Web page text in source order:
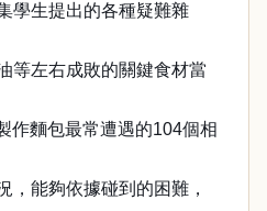
學生提出的各種疑難雜
等左右成敗的關鍵食材當
作麵包最常遭遇的104個相
，能夠依據碰到的困難，